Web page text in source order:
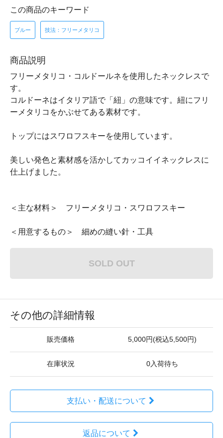
この商品のキーワード
ブルー 技法：フリーメタリコ
商品説明
フリーメタリコ・コルドールネを使用したネックレスで
す。
コルドーネはイタリア語で「紐」の意味です。紐にフリ
ーメタリコをかぶせてある素材です。
トップにはスワロフスキーを使用しています。
美しい発色と素材感を活かしてカッコイイネックレスに
仕上げました。
＜主な材料＞ フリーメタリコ・スワロフスキー
＜用意するもの＞ 細めの縫い針・工具
SOLD OUT
その他の詳細情報
販売価格 5,000円(税込5,500円)
在庫状況 0入荷待ち
支払い・配送について
返品について